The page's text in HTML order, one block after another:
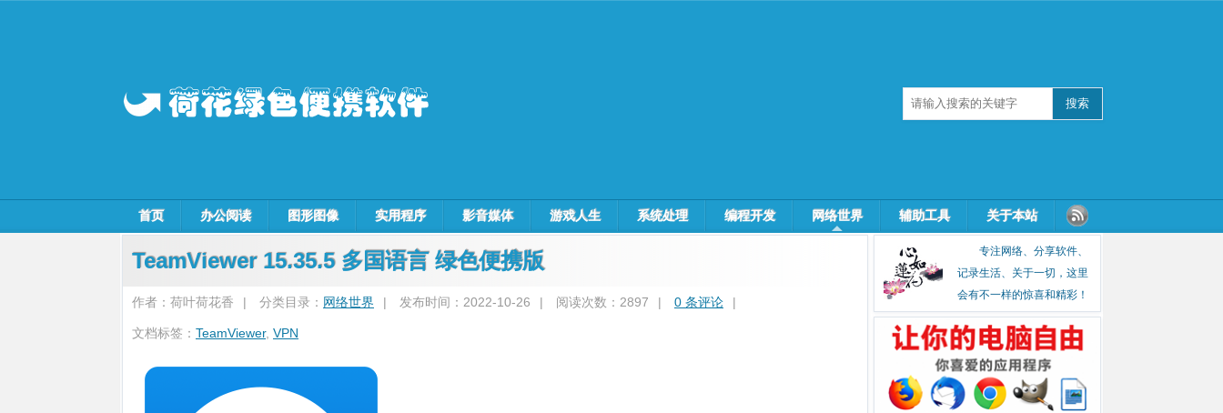
首页 办公阅读 图形图像 实用程序 影音媒体 游戏人生 系统处理 编程开发 网络世界 辅助工具 关于本站
TeamViewer 15.35.5 多国语言 绿色便携版
作者：荷叶荷花香 | 分类目录： 网络世界 | 发布时间：2022-10-26 | 阅读次数：2897 | 0 条评论 |
文档标签： TeamViewer, VPN
专注网络、分享软件、
记录生活、关于一切，这里
会有不一样的惊喜和精彩！